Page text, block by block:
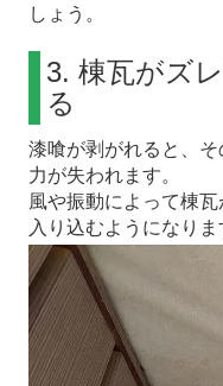
しょう。
3. 棟瓦がズ
る
漆喰が剥がれると、
力が失われます。
風や振動によって棟
入り込むようになりま